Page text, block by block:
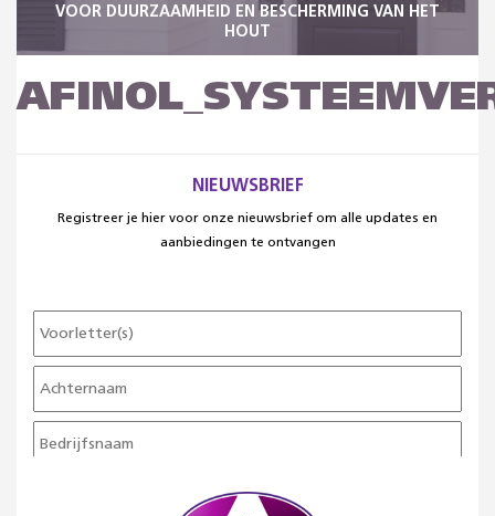
VOOR DUURZAAMHEID EN BESCHERMING VAN HET
HOUT
NIEUWSBRIEF
Registreer je hier voor onze nieuwsbrief om alle updates en
aanbiedingen te ontvangen